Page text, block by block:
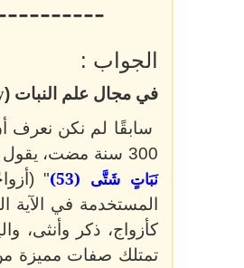
الجواب :
في مجال علم النبات (
300 سنة مضت، يقول القرآن في سورة طه 20 الآية 53: "
نَبَاتٍ شَتَّى (53)
"
المستخدمة في الآية
كأزواج، ذكر وأنثى،
تمتلك صفات مميزة من